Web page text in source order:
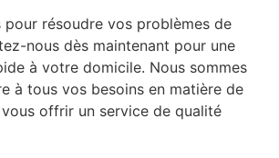
pour résoudre vos problèmes de
nous dès maintenant pour une
à votre domicile. Nous sommes
à tous vos besoins en matière de
offrir un service de qualité